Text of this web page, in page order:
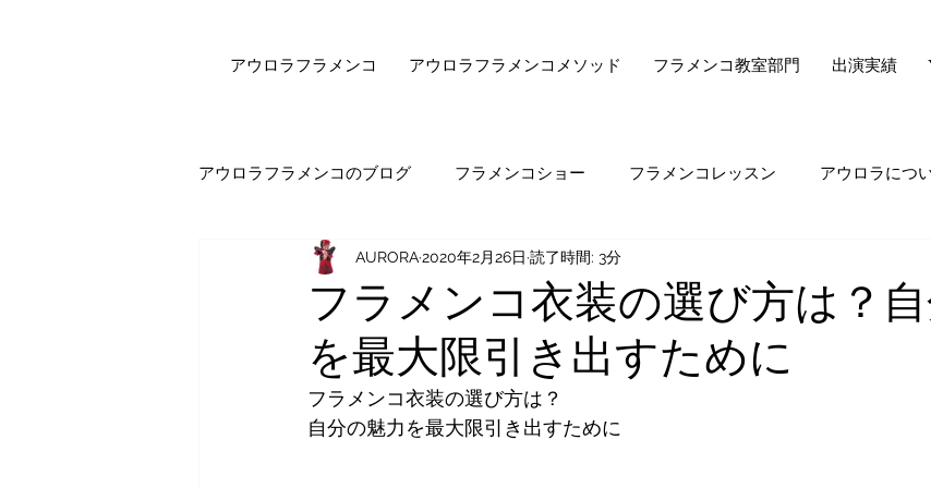
アウロラフラメンコ アウロラフラメンコメソッド フラメンコ教室部門 出演実績
アウロラフラメンコのブログ フラメンコショー フラメンコレッスン アウロラにつ
健康・美容 フラメンコダンサー驚きの美容法シリーズ
オンラインレッスン エピソード・ゼロ・シリーズ フラメンコの悩み
セビジャーナスについて 先生の気持ち オススメすること
フラメンコ衣装の選び方は？
を最大限引き出すために
AURORA2020年2月26日 読了時間: 3分
フラメンコ衣装の選び方は？
自分の魅力を最大限引き出すために